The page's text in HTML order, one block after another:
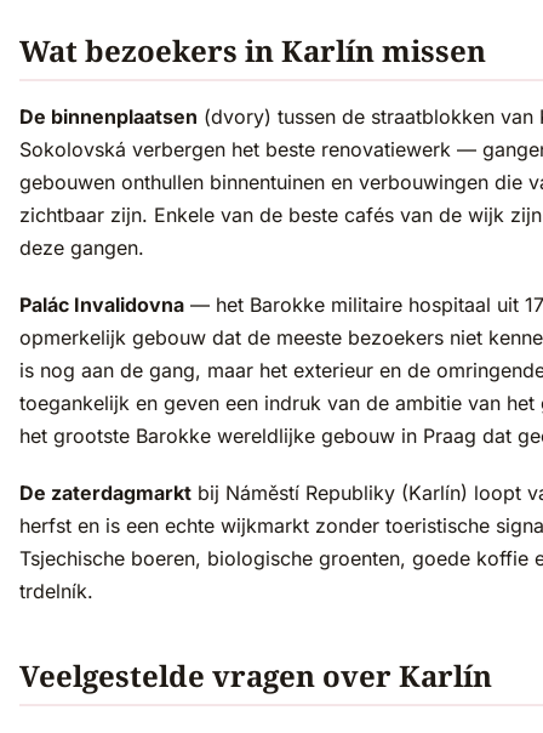
Wat bezoekers in Karlín missen
De binnenplaatsen (dvory) tussen de straatblokken van
Sokolovská verbergen het beste renovatiewerk —
gebouwen onthullen binnentuinen en verbouwingen die
zichtbaar zijn. Enkele van de beste cafés van de wijk
deze gangen.
Palác Invalidovna — het Barokke militaire hospitaal uit
opmerkelijk gebouw dat de meeste bezoekers niet
is nog aan de gang, maar het exterieur en de
toegankelijk en geven een indruk van de ambitie van het
het grootste Barokke wereldlijke gebouw in Praag dat
De zaterdagmarkt bij Náměstí Republiky (Karlín) loopt
herfst en is een echte wijkmarkt zonder toeristische
Tsjechische boeren, biologische groenten, goede koffie
trdelník.
Veelgestelde vragen over Karlín